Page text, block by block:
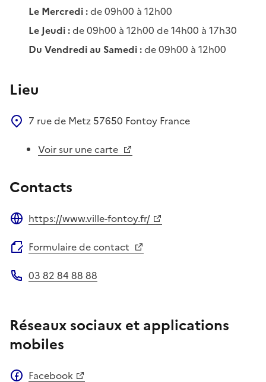
Le Mercredi :de 09h00 à 12h00
Le Jeudi :de 09h00 à 12h00 de 14h00 à 17h30
Du Vendredi au Samedi :de 09h00 à 12h00
Lieu
7 rue de Metz 57650 Fontoy France
Voir sur une carte
Contacts
https://www.ville-fontoy.fr/
Formulaire de contact
03 82 84 88 88
Réseaux sociaux et applications
mobiles
Facebook